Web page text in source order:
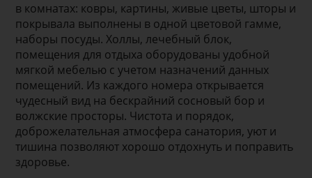
в комнатах: ковры, картины, живые цветы, шторы и
покрывала выполнены в одной цветовой гамме,
наборы посуды. Холлы, лечебный блок,
помещения для отдыха оборудованы удобной
мягкой мебелью с учетом назначений данных
помещений. Из каждого номера открывается
чудесный вид на бескрайний сосновый бор и
волжские просторы. Чистота и порядок,
доброжелательная атмосфера санатория, уют и
тишина позволяют хорошо отдохнуть и поправить
здоровье.